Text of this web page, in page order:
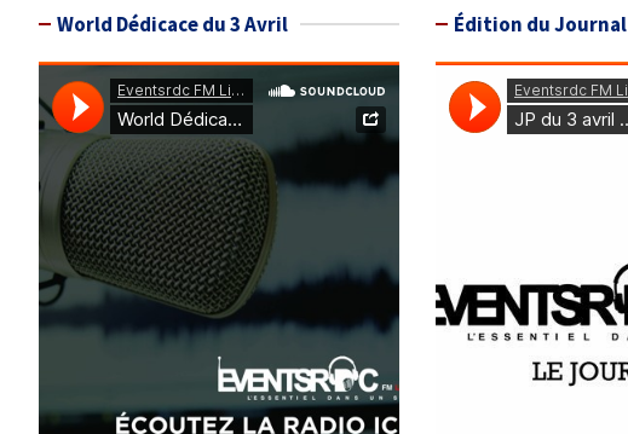
World Dédicace du 3 Avril Édition du Journal